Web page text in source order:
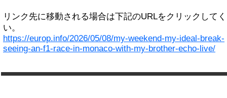
リンク先に移動される場合は下記のURLをクリックして
い。
https://europ.info/2026/05/08/my-weekend-my-ideal-break-
seeing-an-f1-race-in-monaco-with-my-brother-echo-live/